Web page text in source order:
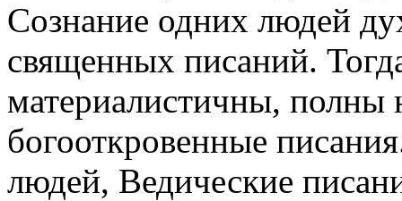
Сознание одних людей
священных писаний.
материалистичны, полны
богооткровенные
людей, Ведические